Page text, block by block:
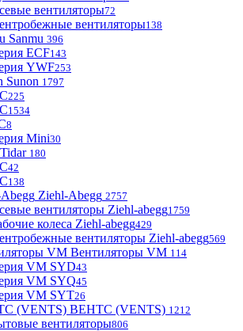
вентиляторы72
вентиляторы138
Sanmu 396
ECF143
YWF253
Sunon 1797
225
1534
8
Mini30
Tidar 180
42
138
Ziehl-Abegg 2757
вентиляторы Ziehl-abegg1759
колеса Ziehl-abegg429
вентиляторы Ziehl-abegg569
Вентиляторы VM 114
VM SYD43
VM SYQ45
VM SYT26
ВЕНТС (VENTS) 1212
вентиляторы806